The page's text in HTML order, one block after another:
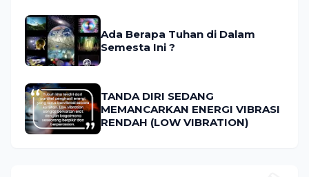
Ada Berapa Tuhan di Dalam
Semesta Ini ?
TANDA DIRI SEDANG
MEMANCARKAN ENERGI VIBRASI
RENDAH (LOW VIBRATION)